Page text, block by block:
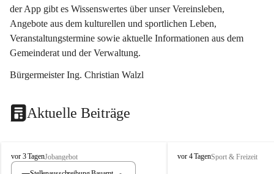
der App gibt es Wissenswertes über unser Vereinsleben,
Angebote aus dem kulturellen und sportlichen Leben,
Veranstaltungstermine sowie aktuelle Informationen aus dem
Gemeinderat und der Verwaltung.
Bürgermeister Ing. Christian Walzl
Aktuelle Beiträge
S
t
vor 3 TagenJobangebot
S
vor 4 TagenSport & Freizeit